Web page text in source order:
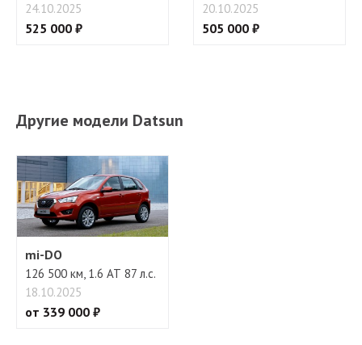
24.10.2025
525 000 ₽
20.10.2025
505 000 ₽
Другие модели Datsun
mi-DO
126 500 км, 1.6 АТ 87 л.с.
18.10.2025
от 339 000 ₽